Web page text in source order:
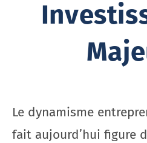
Le dynamisme
fait aujourd’hui figure